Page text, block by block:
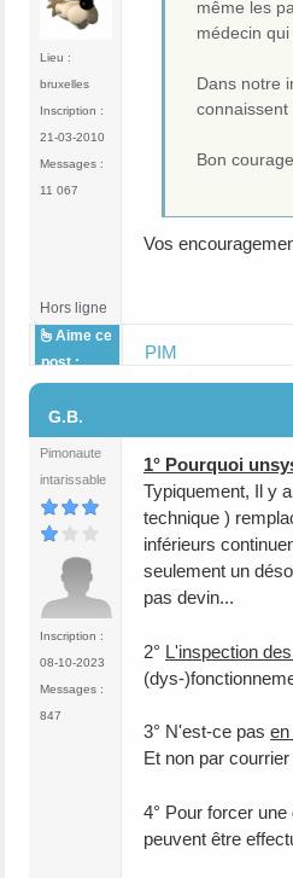
Lieu :
bruxelles
Inscription :
21-03-2010
Messages :
11 067
même les
médecin
Dans notre
Bon
Vos
Hors ligne
Aime ce
post :
PIM
G.B.
Pimonaute
intarissable
Inscription :
08-10-2023
Messages :
847
1° Pourquoi
Typiquement, Il y
technique )
inférieurs
seulement un
pas devin...
2° L'inspection
(dys-
3° N'est-ce pas
Et non par
4° Pour forcer
peuvent être